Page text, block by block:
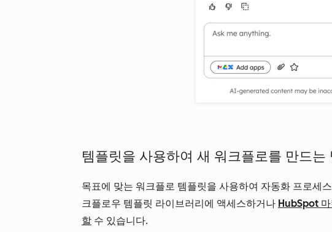
템플릿을 사용하여 새 워크플로를 만드는
목표에 맞는 워크플로 템플릿을 사용하여 자동화 프로세
크플로우 템플릿 라이브러리에 액세스하거나 HubSpot
할 수 있습니다.